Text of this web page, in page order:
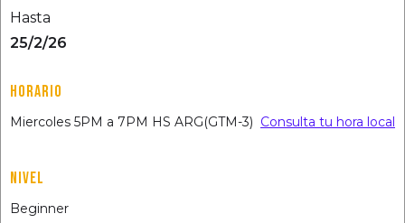
Hasta
25/2/26
HORARIO
Miercoles 5PM a 7PM HS ARG(GTM-3) Consulta tu hora local
NIVEL
Beginner